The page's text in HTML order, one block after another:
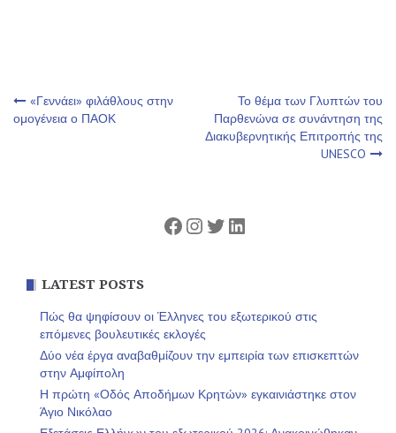
Πλοήγηση
«Γεννάει» φιλάθλους στην
ομογένεια ο ΠΑΟΚ
Το θέμα των Γλυπτών του
Παρθενώνα σε συνάντηση της
Διακυβερνητικής Επιτροπής της
UNESCO
Facebook
Instagram
Twitter
Linkedin
LATEST POSTS
Πώς θα ψηφίσουν οι Έλληνες του εξωτερικού στις
επόμενες βουλευτικές εκλογές
Δύο νέα έργα αναβαθμίζουν την εμπειρία των επισκεπτών
στην Αμφίπολη
Η πρώτη «Οδός Αποδήμων Κρητών» εγκαινιάστηκε στον
Άγιο Νικόλαο